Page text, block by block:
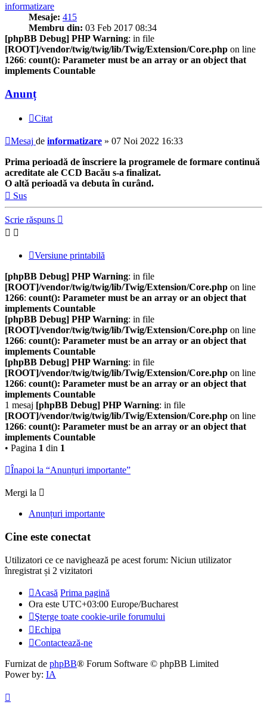
informatizare
Mesaje: 415
Membru din: 03 Feb 2017 08:34
[phpBB Debug] PHP Warning: in file
[ROOT]/vendor/twig/twig/lib/Twig/Extension/Core.php on line
1266: count(): Parameter must be an array or an object that
implements Countable
Anunț
Citat
Mesaj de informatizare » 07 Noi 2022 16:33
Prima perioadă de înscriere la programele de formare continuă
acreditate ale CCD Bacău s-a finalizat.
O altă perioadă va debuta în curând.
Sus
Scrie răspuns
Versiune printabilă
[phpBB Debug] PHP Warning: in file
[ROOT]/vendor/twig/twig/lib/Twig/Extension/Core.php on line
1266: count(): Parameter must be an array or an object that
implements Countable
[phpBB Debug] PHP Warning: in file
[ROOT]/vendor/twig/twig/lib/Twig/Extension/Core.php on line
1266: count(): Parameter must be an array or an object that
implements Countable
[phpBB Debug] PHP Warning: in file
[ROOT]/vendor/twig/twig/lib/Twig/Extension/Core.php on line
1266: count(): Parameter must be an array or an object that
implements Countable
1 mesaj [phpBB Debug] PHP Warning: in file
[ROOT]/vendor/twig/twig/lib/Twig/Extension/Core.php on line
1266: count(): Parameter must be an array or an object that
implements Countable
• Pagina 1 din 1
Înapoi la “Anunțuri importante”
Mergi la
Anunțuri importante
Cine este conectat
Utilizatori ce ce navighează pe acest forum: Niciun utilizator
înregistrat și 2 vizitatori
Acasă Prima pagină
Ora este UTC+03:00 Europe/Bucharest
Şterge toate cookie-urile forumului
Echipa
Contactează-ne
Furnizat de phpBB® Forum Software © phpBB Limited
Power by: IA